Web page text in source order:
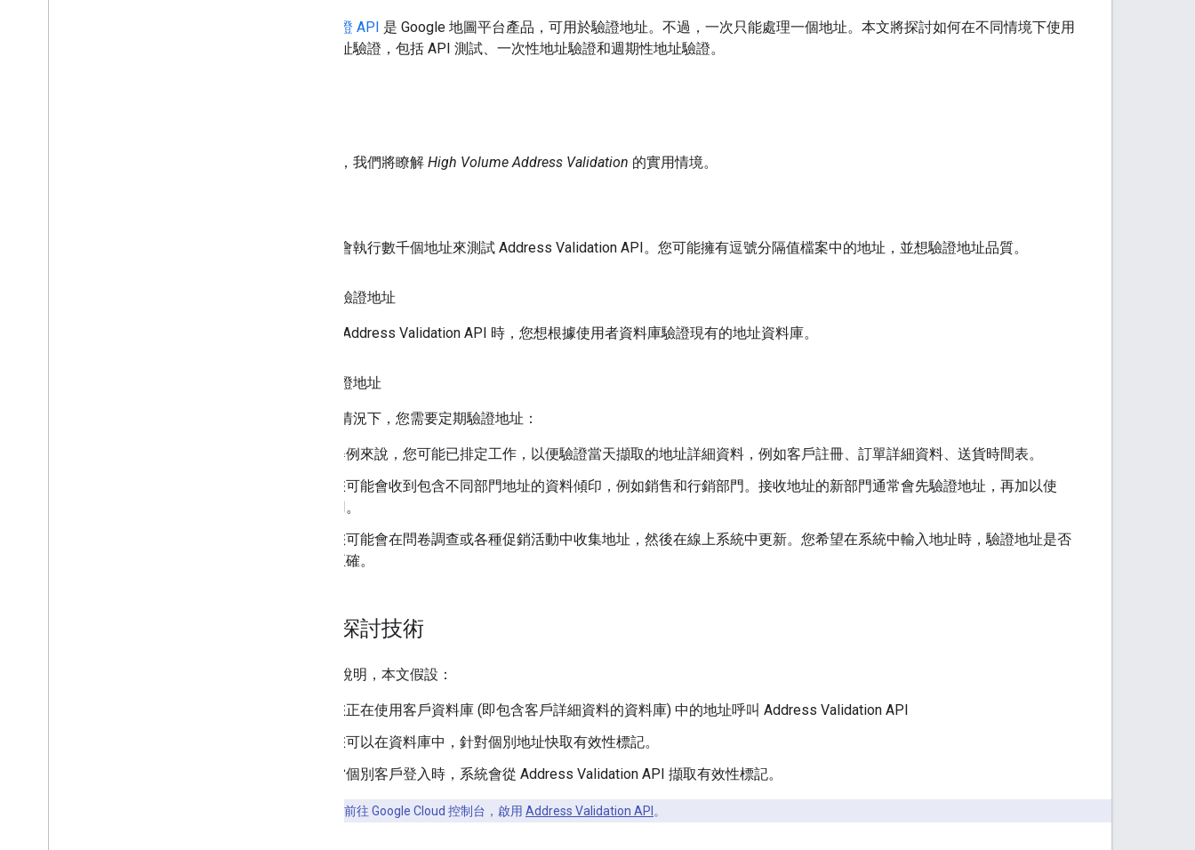
地址驗證 API 是 Google 地圖平台產品，可用於驗證地址。不過，一次只能處理一個地址。本文將探討如何在不同情境下使用
大量地址驗證，包括 API 測試、一次性地址驗證和週期性地址驗證。
接下來，我們將瞭解 High Volume Address Validation 的實用情境。
您通常會執行數千個地址來測試 Address Validation API。您可能擁有逗號分隔值檔案中的地址，並想驗證地址品質。
一次性驗證地址
在導入 Address Validation API 時，您想根據使用者資料庫驗證現有的地址資料庫。
定期驗證地址
在下列情況下，您需要定期驗證地址：
舉例來說，您可能已排定工作，以便驗證當天擷取的地址詳細資料，例如客戶註冊、訂單詳細資料、送貨時間表。
您可能會收到包含不同部門地址的資料傾印，例如銷售和行銷部門。接收地址的新部門通常會先驗證地址，再加以使
用。
您可能會在問卷調查或各種促銷活動中收集地址，然後在線上系統中更新。您希望在系統中輸入地址時，驗證地址是否
正確。
深入探討技術
為方便說明，本文假設：
您正在使用客戶資料庫 (即包含客戶詳細資料的資料庫) 中的地址呼叫 Address Validation API
您可以在資料庫中，針對個別地址快取有效性標記。
當個別客戶登入時，系統會從 Address Validation API 擷取有效性標記。
前往 Google Cloud 控制台，啟用 Address Validation API 。